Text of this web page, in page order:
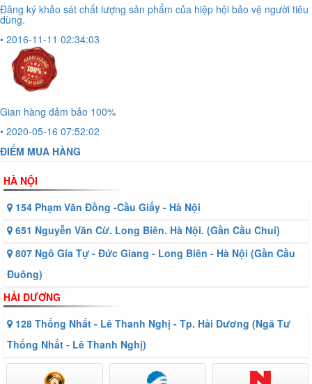
Đăng ký khảo sát chất lượng sản phẩm của hiệp hội bảo vệ người tiêu
dùng.
• 2016-11-11 02:34:03
Gian hàng đảm bảo 100%
• 2020-05-16 07:52:02
ĐIỂM MUA HÀNG
HÀ NỘI
154 Phạm Văn Đồng -Cầu Giấy - Hà Nội
651 Nguyễn Văn Cừ. Long Biên. Hà Nội. (Gần Cầu Chui)
807 Ngô Gia Tự - Đức Giang - Long Biên - Hà Nội (Gần Cầu
Đuông)
HẢI DƯƠNG
128 Thống Nhất - Lê Thanh Nghị - Tp. Hải Dương (Ngã Tư
Thống Nhất - Lê Thanh Nghị)